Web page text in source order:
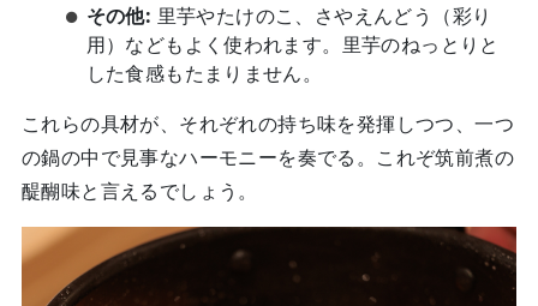
その他: 里芋やたけのこ、さやえんどう（彩り
用）などもよく使われます。里芋のねっとりと
した食感もたまりません。
これらの具材が、それぞれの持ち味を発揮しつつ、一つ
の鍋の中で見事なハーモニーを奏でる。これぞ筑前煮の
醍醐味と言えるでしょう。